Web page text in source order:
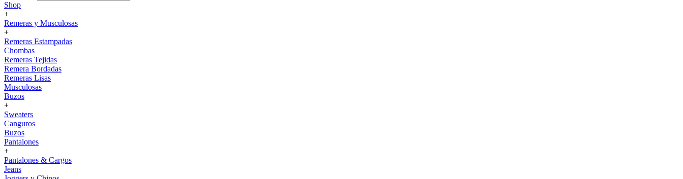
Shop
+
Remeras y Musculosas
+
Remeras Estampadas
Chombas
Remeras Tejidas
Remera Bordadas
Remeras Lisas
Musculosas
Buzos
+
Sweaters
Canguros
Buzos
Pantalones
+
Pantalones & Cargos
Jeans